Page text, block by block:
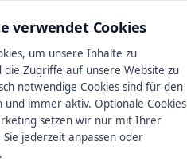
verwendet Cookies
um unsere Inhalte zu
die Zugriffe auf unsere Website zu
notwendige Cookies sind für den
immer aktiv. Optionale Cookies
setzen wir nur mit Ihrer
jederzeit anpassen oder